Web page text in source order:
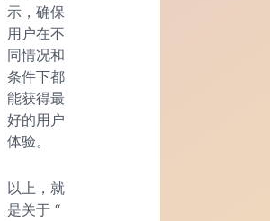
示，确保
用户在不
同情况和
条件下都
能获得最
好的用户
体验。
以上，就
是关于 “